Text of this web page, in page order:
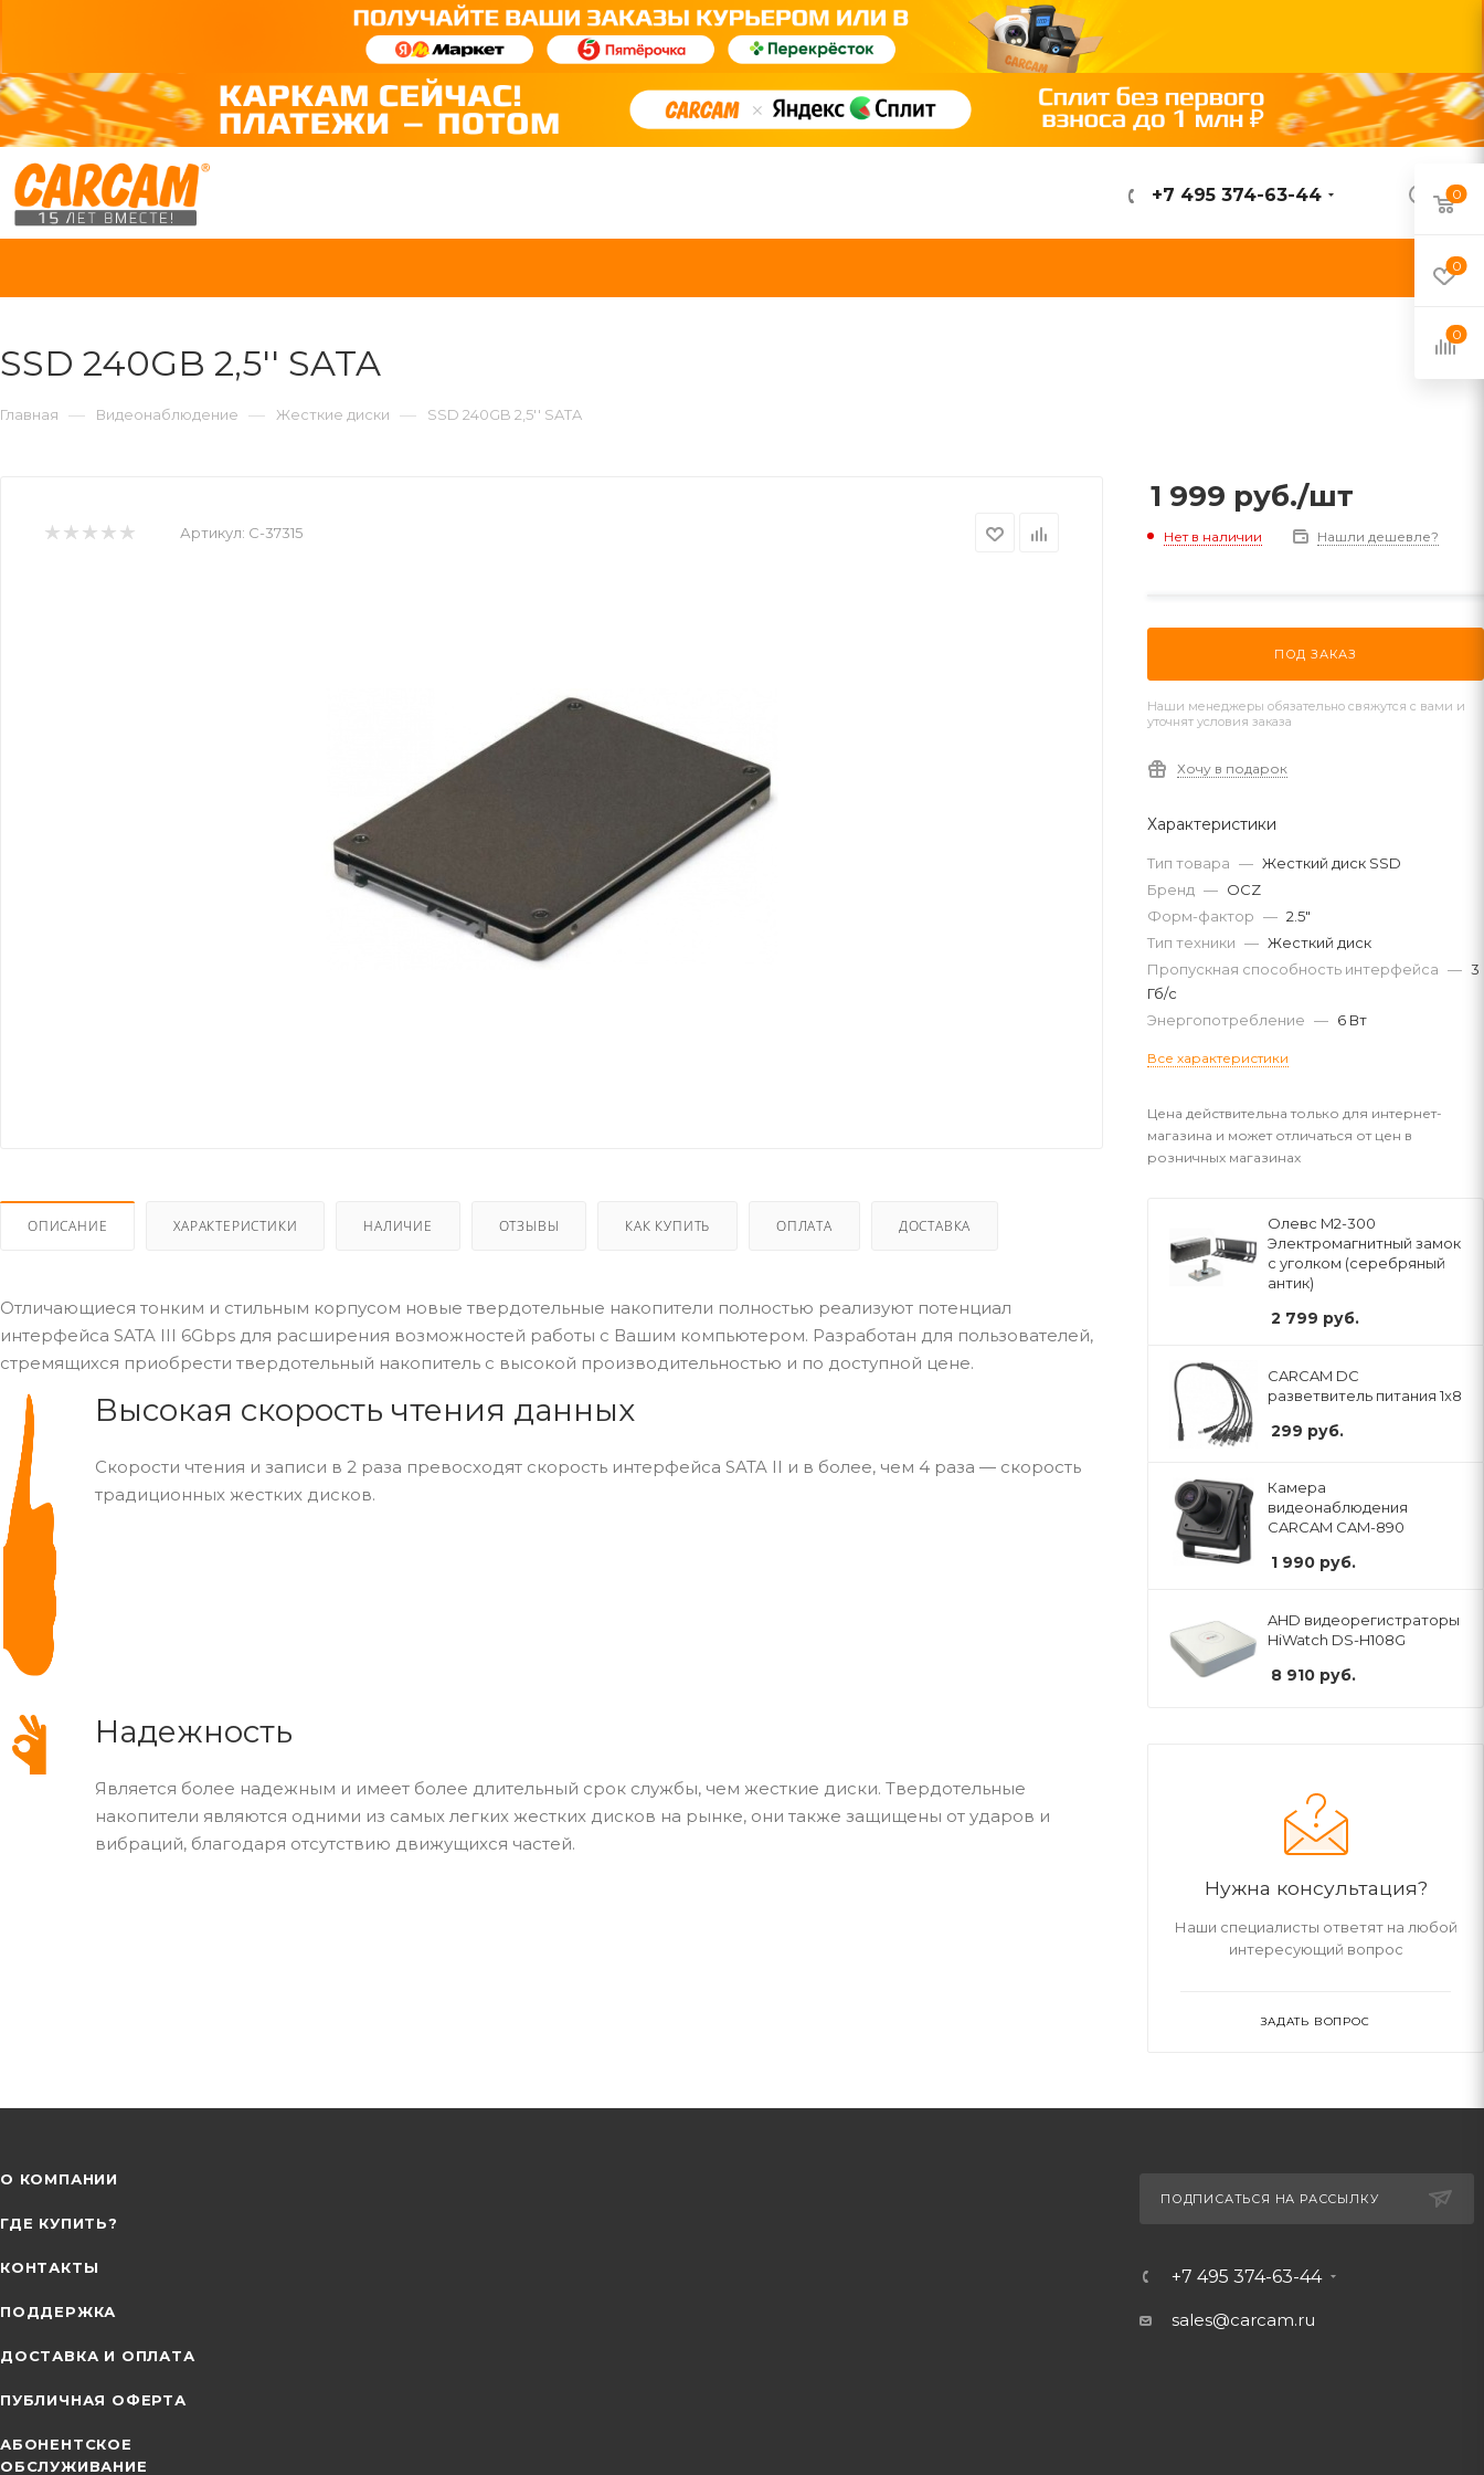
ВОЙТИ
+7 495 374-63-44
SSD 240GB 2,5'' SATA
Главная — Видеонаблюдение — Жесткие диски — SSD 240GB 2,5'' SATA
Артикул: C-37315
ОПИСАНИЕ ХАРАКТЕРИСТИКИ НАЛИЧИЕ ОТЗЫВЫ КАК КУПИТЬ ОПЛАТА ДОСТАВКА
Отличающиеся тонким и стильным корпусом новые твердотельные накопители полностью реализуют потенциал
интерфейса SATA III 6Gbps для расширения возможностей работы с Вашим компьютером. Разработан для пользователей,
стремящихся приобрести твердотельный накопитель с высокой производительностью и по доступной цене.
Высокая скорость чтения данных
Скорости чтения и записи в 2 раза превосходят скорость интерфейса SATA II и в более, чем 4 раза — скорость
традиционных жестких дисков.
Надежность
Является более надежным и имеет более длительный срок службы, чем жесткие диски. Твердотельные
накопители являются одними из самых легких жестких дисков на рынке, они также защищены от ударов и
вибраций, благодаря отсутствию движущихся частей.
1 999 руб./шт
Нет в наличии Нашли дешевле?
ПОД ЗАКАЗ
Наши менеджеры обязательно свяжутся с вами и
уточнят условия заказа
Хочу в подарок
Характеристики
Тип товара — Жесткий диск SSD
Бренд — OCZ
Форм-фактор — 2.5"
Тип техники — Жесткий диск
Пропускная способность интерфейса — 3
Гб/с
Энергопотребление — 6 Вт
Все характеристики
Цена действительна только для интернет-
магазина и может отличаться от цен в
розничных магазинах
Олевс M2-300
Электромагнитный замок
с уголком (серебряный
антик)
2 799 руб.
CARCAM DC
разветвитель питания 1x8
299 руб.
Камера
видеонаблюдения
CARCAM CAM-890
1 990 руб.
AHD видеорегистраторы
HiWatch DS-H108G
8 910 руб.
Нужна консультация?
Наши специалисты ответят на любой
интересующий вопрос
ЗАДАТЬ ВОПРОС
О КОМПАНИИ
ГДЕ КУПИТЬ?
КОНТАКТЫ
ПОДДЕРЖКА
ДОСТАВКА И ОПЛАТА
ПУБЛИЧНАЯ ОФЕРТА
АБОНЕНТСКОЕ
ОБСЛУЖИВАНИЕ
ПОДПИСАТЬСЯ НА РАССЫЛКУ
+7 495 374-63-44
sales@carcam.ru
0
0
0